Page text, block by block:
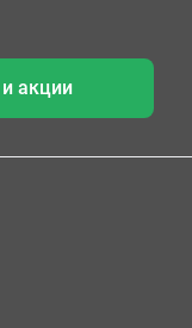
акции